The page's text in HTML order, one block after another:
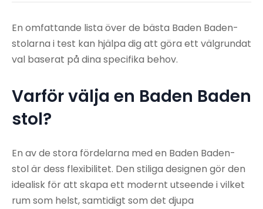
En omfattande lista över de bästa Baden Baden-
stolarna i test kan hjälpa dig att göra ett välgrundat
val baserat på dina specifika behov.
Varför välja en Baden Baden
stol?
En av de stora fördelarna med en Baden Baden-
stol är dess flexibilitet. Den stiliga designen gör den
idealisk för att skapa ett modernt utseende i vilket
rum som helst, samtidigt som det djupa